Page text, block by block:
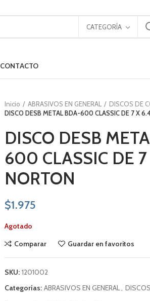
CATEGORÍA
CONTACTO
Inicio ABRASIVOS EN GENERAL
DISCOS DE
DISCO DESB METAL BDA-600 CLASSIC DE 7 X
DISCO DESB
600 CLASSIC DE
NORTON
$1.975
Agotado
Comparar
Guardar en favoritos
SKU: 1201002
Categorías: ABRASIVOS EN GENERAL,